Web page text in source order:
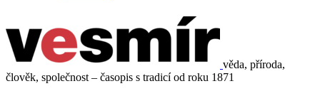
věda, příroda,
člověk, společnost – časopis s tradicí od roku 1871